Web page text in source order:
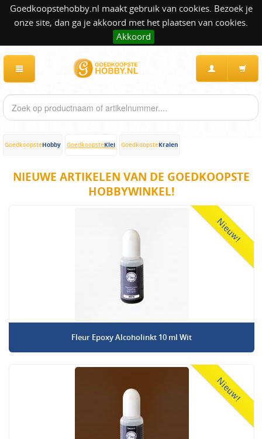
Goedkoopstehobby.nl maakt gebruik van cookies. Bezoek je
onze site, dan ga je akkoord met het plaatsen van cookies.
Akkoord
GoedkoopsteHobby GoedkoopsteKlei GoedkoopsteKralen
NIEUWE ARTIKELEN VAN DE GOEDKOOPSTE
HOBBYWINKEL!
Nieuw!
Fleur Epoxy Alcoholinkt 10 ml Wit
Nieuw!